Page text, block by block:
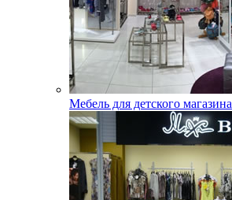
Мебель для детского магазина